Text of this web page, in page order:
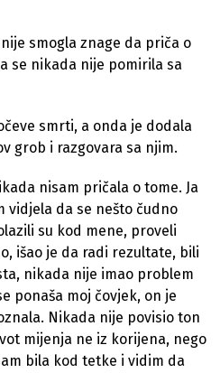
smogla znage da priča o
se nikada nije pomirila sa
smrti, a onda je dodala
grob i razgovara sa njim.
nisam pričala o tome. Ja
vidjela da se nešto čudno
su kod mene, proveli
išao je da radi rezultate, bili
nikada nije imao problem
ponaša moj čovjek, on je
Nikada nije povisio ton
mijenja ne iz korijena, nego
bila kod tetke i vidim da